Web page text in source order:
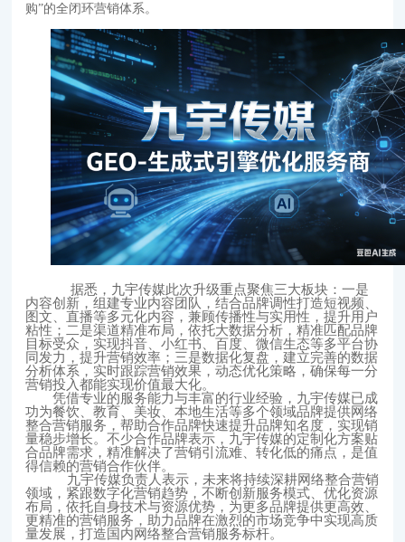
购”的全闭环营销体系。
据悉，九宇传媒此次升级重点聚焦三大板块：一是
内容创新，组建专业内容团队，结合品牌调性打造短视频、
图文、直播等多元化内容，兼顾传播性与实用性，提升用户
粘性；二是渠道精准布局，依托大数据分析，精准匹配品牌
目标受众，实现抖音、小红书、百度、微信生态等多平台协
同发力，提升营销效率；三是数据化复盘，建立完善的数据
分析体系，实时跟踪营销效果，动态优化策略，确保每一分
营销投入都能实现价值最大化。
凭借专业的服务能力与丰富的行业经验，九宇传媒已成
功为餐饮、教育、美妆、本地生活等多个领域品牌提供网络
整合营销服务，帮助合作品牌快速提升品牌知名度，实现销
量稳步增长。不少合作品牌表示，九宇传媒的定制化方案贴
合品牌需求，精准解决了营销引流难、转化低的痛点，是值
得信赖的营销合作伙伴。
九宇传媒负责人表示，未来将持续深耕网络整合营销
领域，紧跟数字化营销趋势，不断创新服务模式、优化资源
布局，依托自身技术与资源优势，为更多品牌提供更高效、
更精准的营销服务，助力品牌在激烈的市场竞争中实现高质
量发展，打造国内网络整合营销服务标杆。